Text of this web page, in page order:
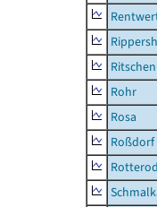
Rohr
Rosa
Roßdorf